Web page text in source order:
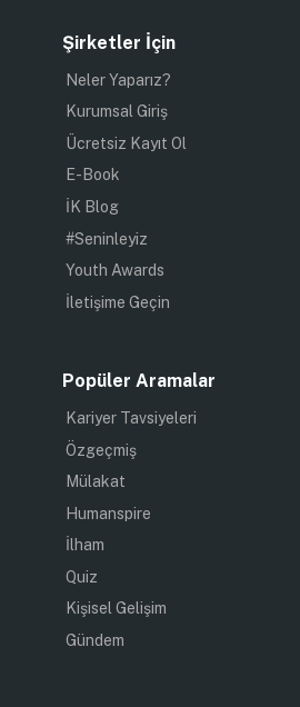
Şirketler İçin
Neler Yaparız?
Kurumsal Giriş
Ücretsiz Kayıt Ol
E-Book
İK Blog
#Seninleyiz
Youth Awards
İletişime Geçin
Popüler Aramalar
Kariyer Tavsiyeleri
Özgeçmiş
Mülakat
Humanspire
İlham
Quiz
Kişisel Gelişim
Gündem